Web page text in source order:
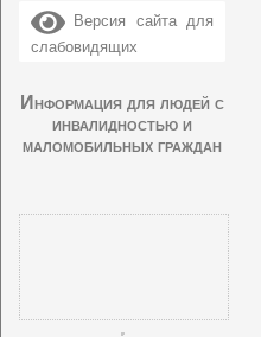
Версия сайта для
слабовидящих
Информация для людей с
инвалидностью и
маломобильных граждан